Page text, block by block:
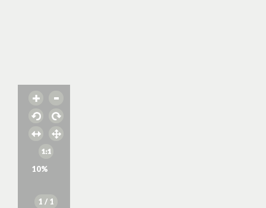
10%
1 / 1